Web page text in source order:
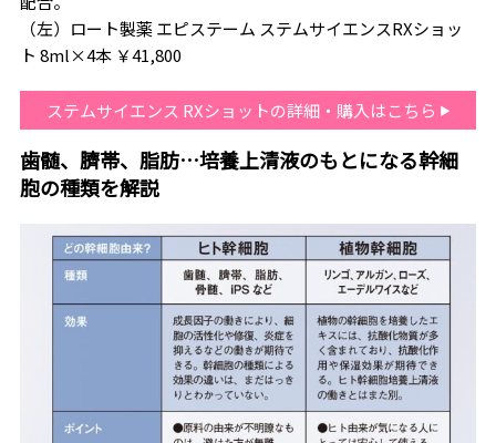
（左）ロート製薬 エピステーム ステムサイエンスRXショッ
ト 8ml×4本 ￥41,800
ステムサイエンス RXショットの詳細・購入はこちら
歯髄、臍帯、脂肪…培養上清液のもとになる幹細
胞の種類を解説